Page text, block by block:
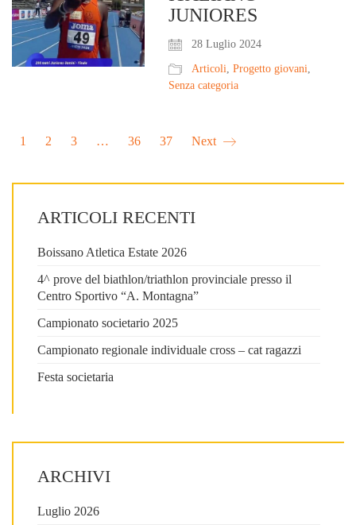
JUNIORES
28 Luglio 2024
Articoli ,Progetto giovani
Senza categoria
1 2 3 … 36 37 Next
ARTICOLI RECENTI
Boissano Atletica Estate 2026
4^ prove del biathlon/triathlon provinciale presso il
Centro Sportivo “A. Montagna”
Campionato societario 2025
Campionato regionale individuale cross – cat ragazzi
Festa societaria
ARCHIVI
Luglio 2026